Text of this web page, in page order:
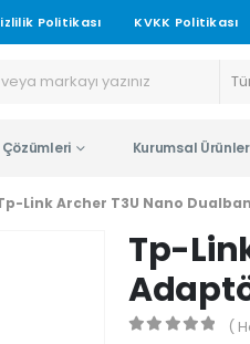
Politikası KVKK Politikası
Çözümleri Kurumsal Ürünler
Link Archer T3U Nano
Tp-
(